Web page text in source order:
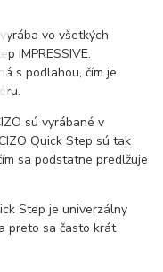
vo všetkých
IMPRESSIVE.
s podlahou, čím je
sú vyrábané v
Quick Step sú tak
sa podstatne predlžuje
Step je univerzálny
preto sa často krát